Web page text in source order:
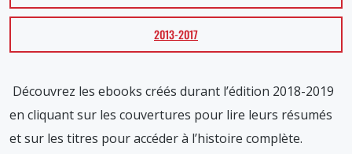
2013-2017
Découvrez les ebooks créés durant l’édition 2018-2019
en cliquant sur les couvertures pour lire leurs résumés
et sur les titres pour accéder à l’histoire complète.